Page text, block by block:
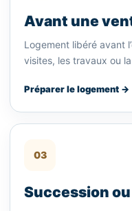
Avant une
Logement libéré avant
visites, les travaux ou
Préparer le logement →
03
Succession